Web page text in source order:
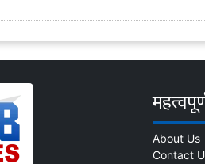
About Us
Contact